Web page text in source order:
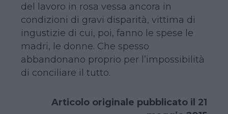
del lavoro in rosa vessa ancora in
condizioni di gravi disparità, vittima di
ingustizie di cui, poi, fanno le spese le
madri, le donne. Che spesso
abbandonano proprio per l’impossibilità
di conciliare il tutto.
Articolo originale pubblicato il 21